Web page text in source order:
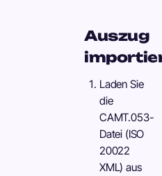
Auszug
Laden Sie
die
CAMT.053-
Datei (ISO
20022
XML) aus